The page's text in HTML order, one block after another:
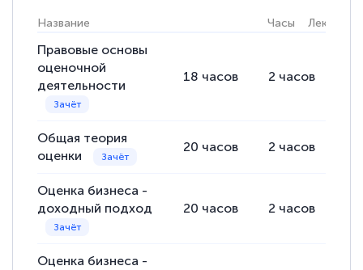
Название Часы Лекции
Правовые основы
оценочной
деятельности
18 часов 2 часов
Общая теория
оценки
20 часов 2 часов
Оценка бизнеса -
доходный подход
20 часов 2 часов
Оценка бизнеса -